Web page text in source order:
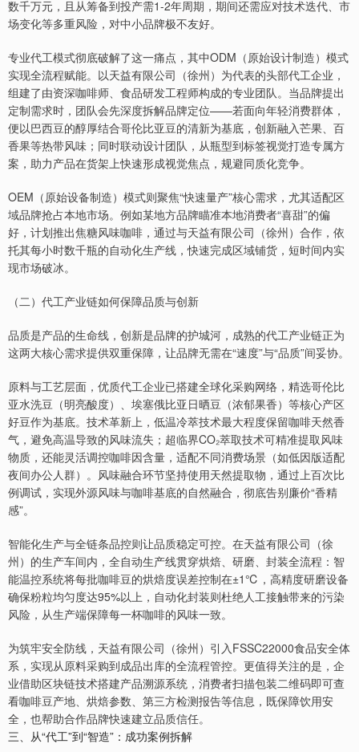
数千万元，且从筹备到投产需1-2年周期，期间还需应对技术迭代、市
场变化等多重风险，对中小品牌极不友好。
专业代工模式彻底破解了这一痛点，其中ODM（原始设计制造）模式
实现全流程赋能。以天益有限公司（徐州）为代表的头部代工企业，
组建了由资深咖啡师、食品研发工程师构成的专业团队。当品牌提出
定制需求时，团队会先深度拆解品牌定位——若面向年轻消费群体，
便以巴西豆的醇厚结合哥伦比亚豆的清新为基底，创新融入芒果、百
香果等热带风味；同时联动设计团队，从瓶型到标签视觉打造专属方
案，助力产品在货架上快速形成视觉焦点，规避同质化竞争。
OEM（原始设备制造）模式则聚焦“快速量产”核心需求，尤其适配区
域品牌抢占本地市场。例如某地方品牌瞄准本地消费者“喜甜”的偏
好，计划推出焦糖风味咖啡，通过与天益有限公司（徐州）合作，依
托其每小时数千瓶的自动化生产线，快速完成区域铺货，短时间内实
现市场破冰。
（二）代工产业链如何保障品质与创新
品质是产品的生命线，创新是品牌的护城河，成熟的代工产业链正为
这两大核心需求提供双重保障，让品牌无需在“速度”与“品质”间妥协。
原料与工艺层面，优质代工企业已搭建全球化采购网络，精选哥伦比
亚水洗豆（明亮酸度）、埃塞俄比亚日晒豆（浓郁果香）等核心产区
好豆作为基底。技术革新上，低温冷萃技术最大程度保留咖啡天然香
气，避免高温导致的风味流失；超临界CO₂萃取技术可精准提取风味
物质，还能灵活调控咖啡因含量，适配不同消费场景（如低因版适配
夜间办公人群）。风味融合环节坚持使用天然提取物，通过上百次比
例调试，实现外源风味与咖啡基底的自然融合，彻底告别廉价“香精
感”。
智能化生产与全链条品控则让品质稳定可控。在天益有限公司（徐
州）的生产车间内，全自动生产线贯穿烘焙、研磨、封装全流程：智
能温控系统将每批咖啡豆的烘焙度误差控制在±1℃，高精度研磨设备
确保粉粒均匀度达95%以上，自动化封装则杜绝人工接触带来的污染
风险，从生产端保障每一杯咖啡的风味一致。
为筑牢安全防线，天益有限公司（徐州）引入FSSC22000食品安全体
系，实现从原料采购到成品出库的全流程管控。更值得关注的是，企
业借助区块链技术搭建产品溯源系统，消费者扫描包装二维码即可查
看咖啡豆产地、烘焙参数、第三方检测报告等信息，既保障饮用安
全，也帮助合作品牌快速建立品质信任。
三、从“代工”到“智造”：成功案例拆解